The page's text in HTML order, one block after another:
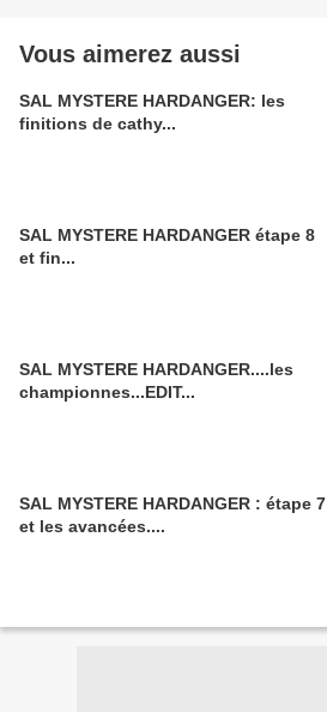
Vous aimerez aussi
SAL MYSTERE HARDANGER: les
finitions de cathy...
SAL MYSTERE HARDANGER étape 8
et fin...
SAL MYSTERE HARDANGER....les
championnes...EDIT...
SAL MYSTERE HARDANGER : étape 7
et les avancées....